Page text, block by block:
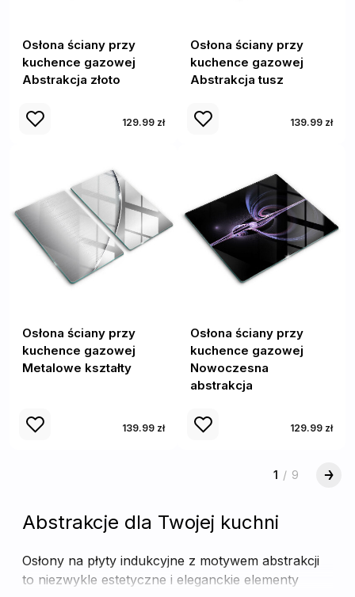
Osłona ściany przy
kuchence gazowej
Abstrakcja złoto
129.99 zł
Osłona ściany przy
kuchence gazowej
Abstrakcja tusz
139.99 zł
Osłona ściany przy
kuchence gazowej
Metalowe kształty
139.99 zł
Osłona ściany przy
kuchence gazowej
Nowoczesna
abstrakcja
129.99 zł
1 / 9
Abstrakcje dla Twojej kuchni
Osłony na płyty indukcyjne z motywem abstrakcji
to niezwykle estetyczne i eleganckie elementy